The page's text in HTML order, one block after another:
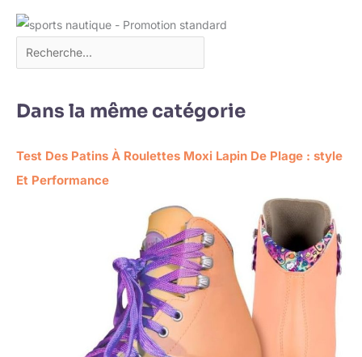
Dans la même catégorie
Test Des Patins À Roulettes Moxi Lapin De Plage : style
Et Performance